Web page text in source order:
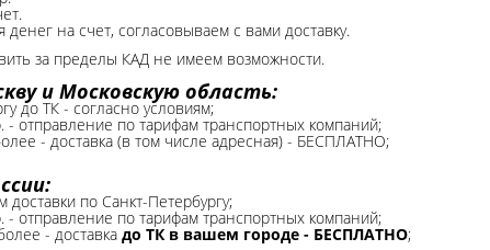
денег на счет, согласовываем с вами доставку.
за пределы КАД не имеем возможности.​
и Московскую область:
до ТК - согласно условиям;
- отправление по тарифам транспортных компаний;
- доставка (в том числе адресная) - БЕСПЛАТНО;
доставки по Санкт-Петербургу;
- отправление по тарифам транспортных компаний;
- доставка до ТК в вашем городе - БЕСПЛАТНО;